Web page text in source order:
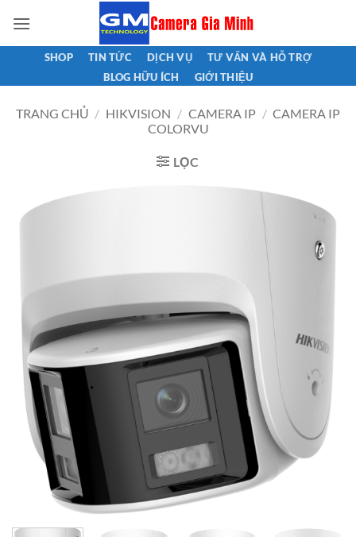
qua
nội
SHOP TIN TỨC DỊCH VỤ
TƯ VẤN VÀ HỖ TRỢ
BLOG HỮU ÍCH
GIỚI THIỆU
TRANG CHỦ / HIKVISION / CAMERA IP / CAMERA IP
COLORVU
LỌC